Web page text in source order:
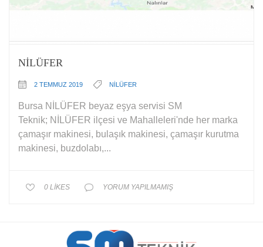
NİLÜFER
2 TEMMUZ 2019 NİLÜFER
Bursa NİLÜFER beyaz eşya servisi SM
Teknik; NİLÜFER ilçesi ve Mahalleleri'nde her marka
çamaşır makinesi, bulaşık makinesi, çamaşır kurutma
makinesi, buzdolabı,...
0 LIKES YORUM YAPILMAMIŞ